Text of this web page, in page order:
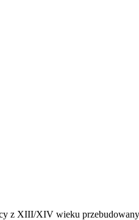
z XIII/XIV wieku